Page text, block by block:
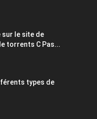
le site de
torrents C Pas...
types de